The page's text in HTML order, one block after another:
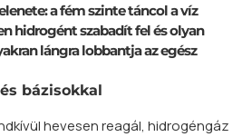
a fém szinte táncol a víz
hidrogént szabadít fel és olyan
lángra lobbantja az egész
bázisokkal
hevesen reagál, hidrogéngáz